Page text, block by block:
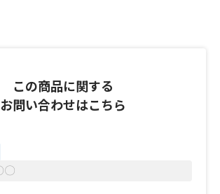
この商品に関する
お問い合わせはこちら